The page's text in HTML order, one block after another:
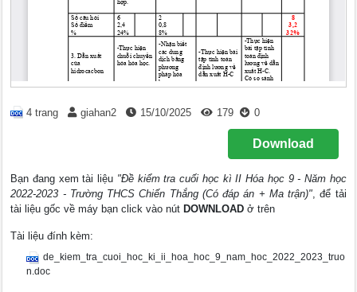
4 trang giahan2 15/10/2025 179 0
Download
Bạn đang xem tài liệu "Đề kiểm tra cuối học kì II Hóa học 9 - Năm học
2022-2023 - Trường THCS Chiến Thắng (Có đáp án + Ma trận)", để tải
tài liệu gốc về máy bạn click vào nút DOWNLOAD ở trên
Tài liệu đính kèm:
de_kiem_tra_cuoi_hoc_ki_ii_hoa_hoc_9_nam_hoc_2022_2023_truo
n.doc